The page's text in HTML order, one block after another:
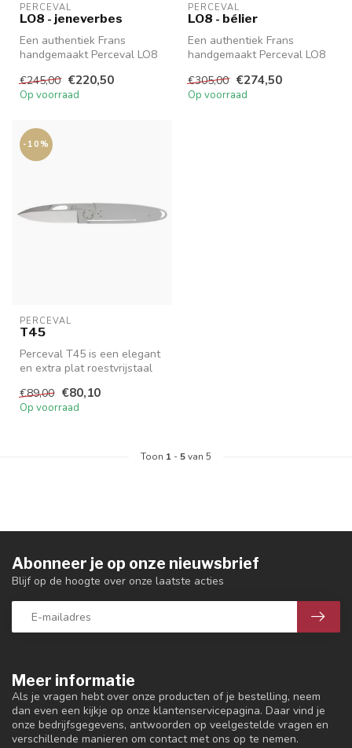
PERCEVAL
LO8 - jeneverbes
Een authentiek Frans
handgemaakt Perceval LO8
met prac...
€245,00 €220,50
Op voorraad
PERCEVAL
LO8 - bélier
Een authentiek Frans
handgemaakt Perceval LO8
met prac...
€305,00 €274,50
Op voorraad
-10%
PERCEVAL
T45
Perceval T45 is een elegant
en extra plat roestvrijstaal
€89,00 €80,10
Op voorraad
Toon 1 -5van 5
Meer informatie
Als je vragen hebt over onze producten of je bestelling, neem
dan even een kijkje op onze klantenservicepagina. Daar vind je
onze bedrijfsgegevens, antwoorden op veelgestelde vragen en
verschillende manieren om contact met ons op te nemen.
Abonneer je op onze nieuwsbrief
Blijf op de hoogte over onze laatste acties